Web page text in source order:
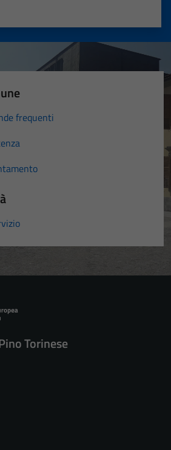
5 stelle su 5
su 5
su 5
5
frequenti
Torinese